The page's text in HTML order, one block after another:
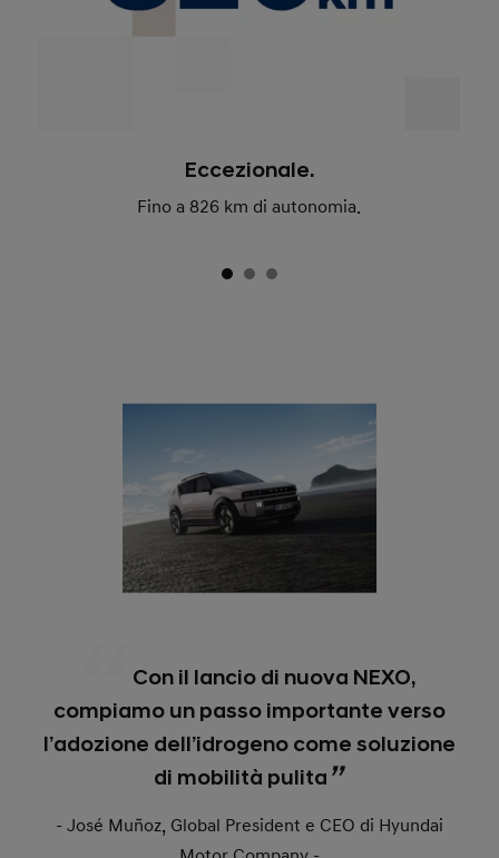
Eccezionale.
Fino a 826 km di autonomia.
Con il lancio di nuova NEXO,
compiamo un passo importante verso
l’adozione dell’idrogeno come soluzione
di mobilità pulita
- José Muñoz, Global President e CEO di Hyundai